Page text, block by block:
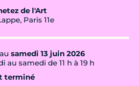
de l'Art
Paris 11e
samedi 13 juin 2026
au samedi de 11 h à 19 h
terminé